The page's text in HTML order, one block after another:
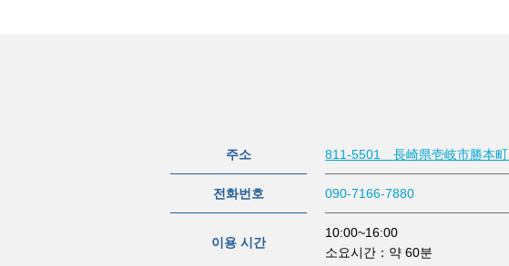
주소 811-5501 長崎県壱岐市勝本
전화번호 090-7166-7880
이용 시간
10:00~16:00
소요시간：약 60분